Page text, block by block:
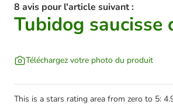
8 avis pour l'article suivant :
Tubidog saucisse
Téléchargez votre photo du produit
This is a stars rating area from zero to 5: